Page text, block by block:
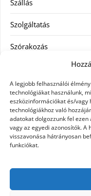
A legjobb felhasználói
technológiákat használunk,
eszközinformációkat és/vagy
technológiákhoz való
adatokat dolgozzunk fel
vagy az egyedi azonosítók.
visszavonása hátrányosan
funkciókat.
Szállás
Szolgáltatás
Szórakozás
Vásárlás
Víztisztítás
Webáruház
hátfájás kezelése műkörmös